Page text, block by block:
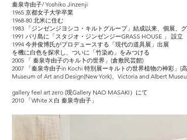
秦泉寺由子/ Yoshiko Jinzenji
1965 京都女子大学卒業
1968-80 北米に住む
1983 「ジンゼンジヨシコ・キルトグループ」結成以来、個展、
1991 バリ島に「スタジオ・ジンゼンジーGRASS HOUSE 」 設立
1994 今井俊博氏がプロデュースする「現代の道具展」出展
を機に白色を探求し、ついに「竹染め」をみつける
2005 「 秦泉寺由子のキル卜の世界」(倉敷民芸館)
2007 「秦泉寺由子in Kochi 特別展ーキルトの世界植物の神彩」(
Museum of Art and Design(New York)、 Victoria and Albert
gallery feel art zero (現Gallery NAO MASAKI）にて
2010 「White X 白 秦泉寺由子」